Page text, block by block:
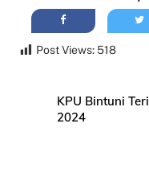
Post Views: 518
KPU Bintuni
2024